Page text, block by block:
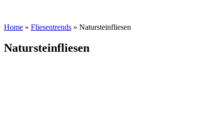
Home » Fliesentrends » Natursteinfliesen
Natursteinfliesen